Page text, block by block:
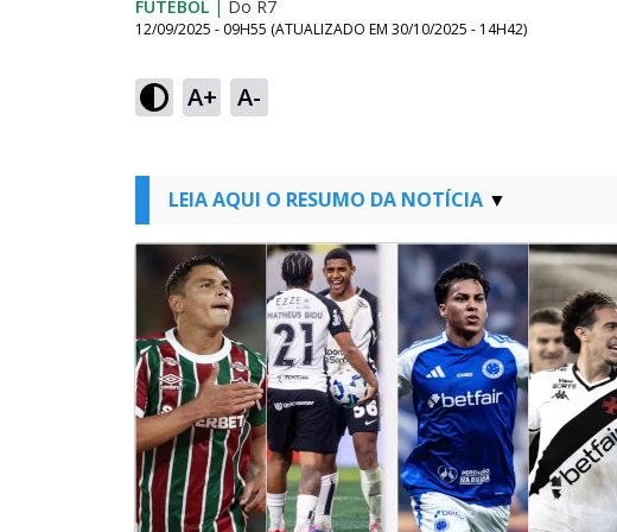
FUTEBOL | Do R7
12/09/2025 - 09H55 (ATUALIZADO EM 30/10/2025 - 14H42)
A+ A-
LEIA AQUI O RESUMO DA NOTÍCIA